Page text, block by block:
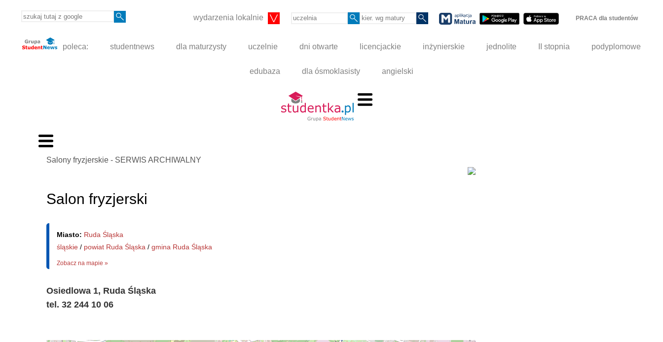
wydarzenia lokalnie PRACA dla studentów
poleca: studentnews dla maturzysty uczelnie dni otwarte licencjackie inżynierskie jednolite II stopnia podyplomowe
edubaza dla ósmoklasisty angielski
Salony fryzjerskie - SERWIS ARCHIWALNY
Salon fryzjerski
Miasto: Ruda Śląska
śląskie / powiat Ruda Śląska / gmina Ruda Śląska
Zobacz na mapie »
Osiedlowa 1, Ruda Śląska
tel. 32 244 10 06